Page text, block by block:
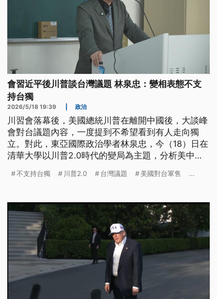
會習近平後川普談台灣議題 林泉忠：變相表態不支
持台獨
2026/5/18 19:39 政治
川習會落幕後，美國總統川普在離開中國後，大談峰
會對台議題內容，一度提到不希望看到有人走向獨
立。對此，東亞國際政治學者林泉忠，今（18）日在
清華大學以川普2.0時代的變局為主題，分析美中台
獨立。儘管如此，川普仍持續布局第一島鏈，並呼籲
不支持台獨 川普2.0 台灣議題 美國對台軍售 ...